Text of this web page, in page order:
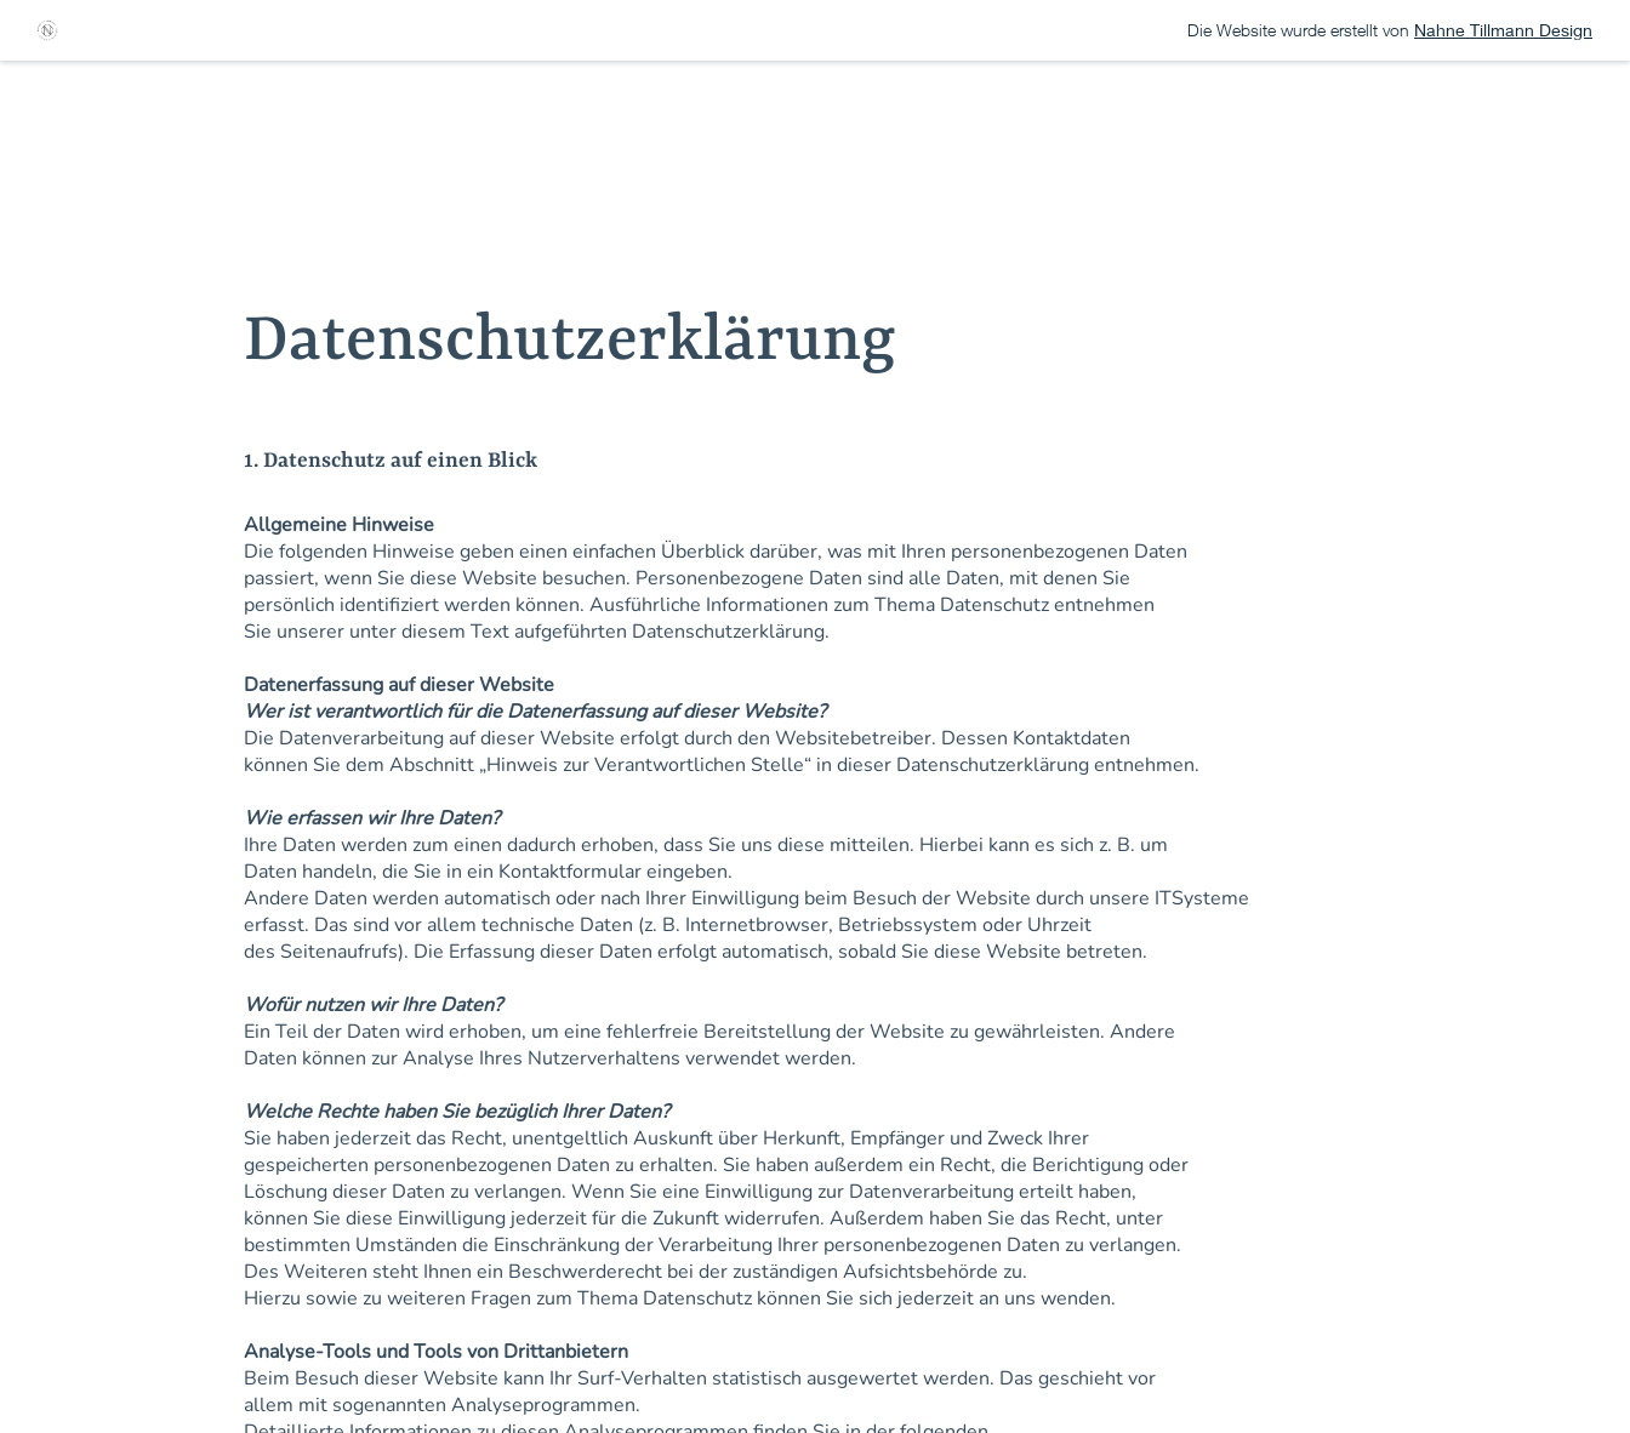
Die Website wurde erstellt von Nahne Tillmann Design
Datenschutzerklärung
1. Datenschutz auf einen Blick
Allgemeine Hinweise
Die folgenden Hinweise geben einen einfachen Überblick darüber, was mit Ihren personenbezogenen Daten
passiert, wenn Sie diese Website besuchen. Personenbezogene Daten sind alle Daten, mit denen Sie
persönlich identifiziert werden können. Ausführliche Informationen zum Thema Datenschutz entnehmen
Sie unserer unter diesem Text aufgeführten Datenschutzerklärung.
Datenerfassung auf dieser Website
Wer ist verantwortlich für die Datenerfassung auf dieser Website?
Die Datenverarbeitung auf dieser Website erfolgt durch den Websitebetreiber. Dessen Kontaktdaten
können Sie dem Abschnitt „Hinweis zur Verantwortlichen Stelle“ in dieser Datenschutzerklärung entnehmen.
Wie erfassen wir Ihre Daten?
Ihre Daten werden zum einen dadurch erhoben, dass Sie uns diese mitteilen. Hierbei kann es sich z. B. um
Daten handeln, die Sie in ein Kontaktformular eingeben.
Andere Daten werden automatisch oder nach Ihrer Einwilligung beim Besuch der Website durch unsere ITSysteme
erfasst. Das sind vor allem technische Daten (z. B. Internetbrowser, Betriebssystem oder Uhrzeit
des Seitenaufrufs). Die Erfassung dieser Daten erfolgt automatisch, sobald Sie diese Website betreten.
Wofür nutzen wir Ihre Daten?
Ein Teil der Daten wird erhoben, um eine fehlerfreie Bereitstellung der Website zu gewährleisten. Andere
Daten können zur Analyse Ihres Nutzerverhaltens verwendet werden.
Welche Rechte haben Sie bezüglich Ihrer Daten?
Sie haben jederzeit das Recht, unentgeltlich Auskunft über Herkunft, Empfänger und Zweck Ihrer
gespeicherten personenbezogenen Daten zu erhalten. Sie haben außerdem ein Recht, die Berichtigung oder
Löschung dieser Daten zu verlangen. Wenn Sie eine Einwilligung zur Datenverarbeitung erteilt haben,
können Sie diese Einwilligung jederzeit für die Zukunft widerrufen. Außerdem haben Sie das Recht, unter
bestimmten Umständen die Einschränkung der Verarbeitung Ihrer personenbezogenen Daten zu verlangen.
Des Weiteren steht Ihnen ein Beschwerderecht bei der zuständigen Aufsichtsbehörde zu.
Hierzu sowie zu weiteren Fragen zum Thema Datenschutz können Sie sich jederzeit an uns wenden.
Analyse-Tools und Tools von Drittanbietern
Beim Besuch dieser Website kann Ihr Surf-Verhalten statistisch ausgewertet werden. Das geschieht vor
allem mit sogenannten Analyseprogrammen.